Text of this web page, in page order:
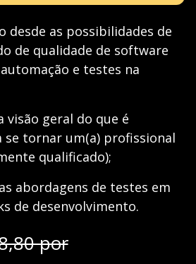
desde as possibilidades de
de qualidade de software
e testes na
visão geral do que é
se tornar um(a) profissional
qualificado);
abordagens de testes em
de desenvolvimento.
por